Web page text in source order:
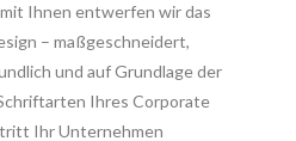
Ihnen entwerfen wir das
– maßgeschneidert,
und auf Grundlage der
Ihres Corporate
Ihr Unternehmen